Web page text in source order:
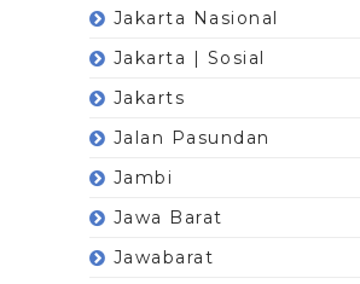
Jakarta Nasional
Jakarta | Sosial
Jakarts
Jalan Pasundan
Jambi
Jawa Barat
Jawabarat